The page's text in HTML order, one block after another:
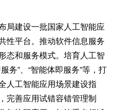
局建设一批国家人工智能应
性平台。推动软件信息服务
态和服务模式。培育人工智
务”、“智能体即服务”等，打
人工智能应用场景建设指
完善应用试错容错管理制